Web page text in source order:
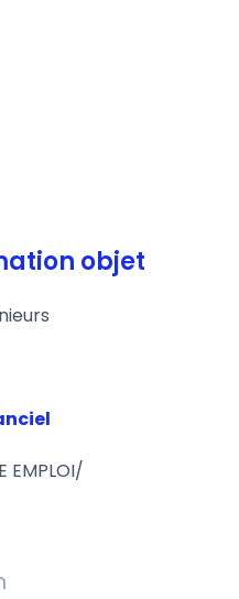
objet
EMPLOI/